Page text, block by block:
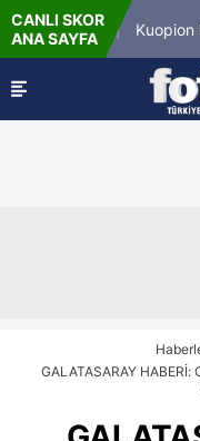
CANLI SKOR
ANA SAYFA
12 Kuopion
GALATASARAY